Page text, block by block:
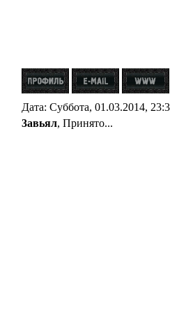
Дата: Суббота, 01.03.2014,
3авьял, Принято...